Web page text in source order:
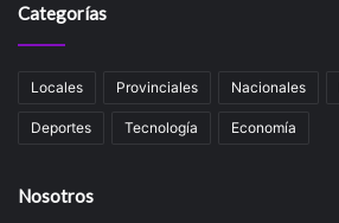
Categorías
Locales Provinciales Nacionales
Deportes Tecnología Economía
Nosotros